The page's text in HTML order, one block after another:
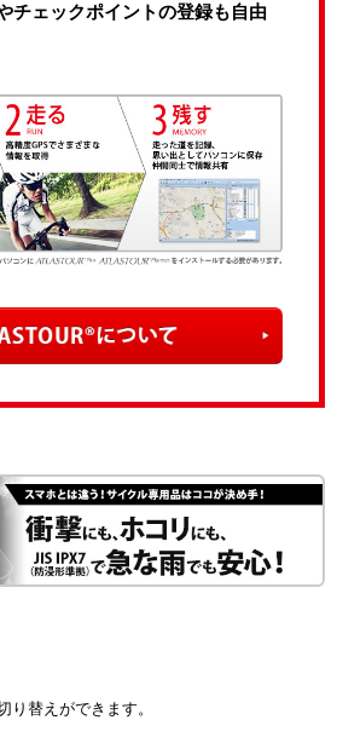
チェックポイントの登録も自由
り替えができます。